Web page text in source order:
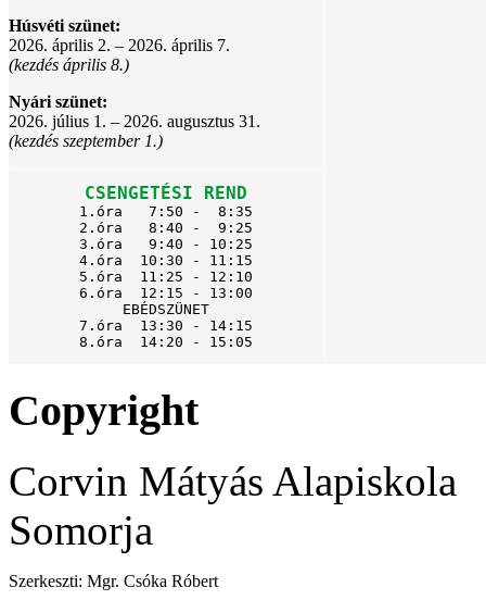
Húsvéti szünet:
2026. április 2. – 2026. április 7.
(kezdés április 8.)
Nyári szünet:
2026. július 1. – 2026. augusztus 31.
(kezdés szeptember 1.)
CSENGETÉSI REND
1.óra   7:50 -  8:35
2.óra   8:40 -  9:25
3.óra   9:40 - 10:25
4.óra  10:30 - 11:15
5.óra  11:25 - 12:10
6.óra  12:15 - 13:00
EBÉDSZÜNET
7.óra  13:30 - 14:15
8.óra  14:20 - 15:05
Copyright
Corvin Mátyás Alapiskola
Somorja
Szerkeszti: Mgr. Csóka Róbert